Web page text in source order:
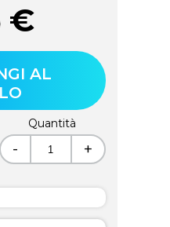
€
AL
Quantità
- +